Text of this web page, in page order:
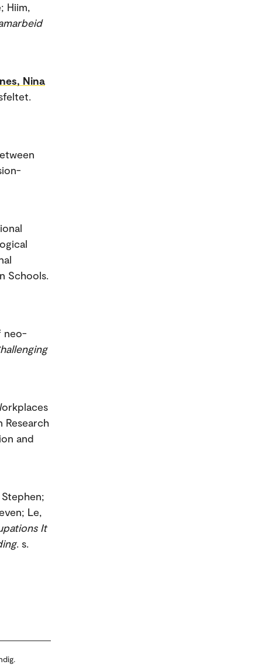
Hiim,
Nina
Schools.
neo-
Research
and
Le,
It
. s.